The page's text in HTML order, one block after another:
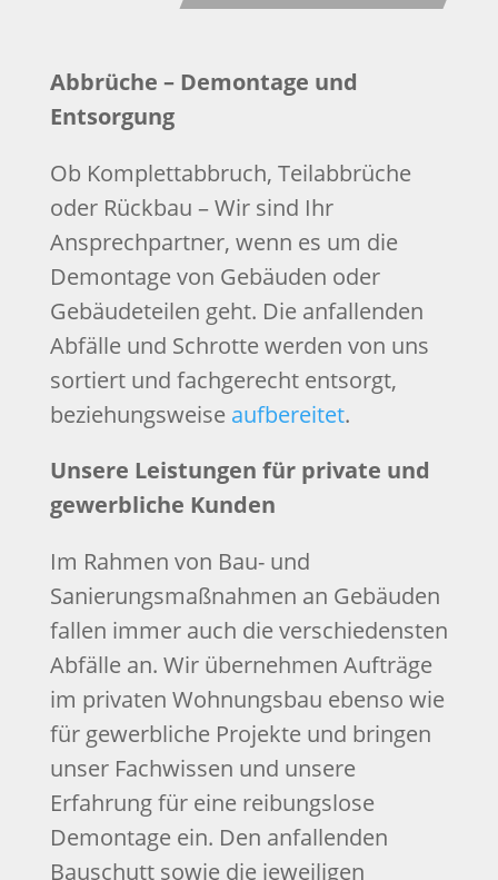
Abbrüche – Demontage und
Entsorgung
Ob Komplettabbruch, Teilabbrüche
oder Rückbau – Wir sind Ihr
Ansprechpartner, wenn es um die
Demontage von Gebäuden oder
Gebäudeteilen geht. Die anfallenden
Abfälle und Schrotte werden von uns
sortiert und fachgerecht entsorgt,
beziehungsweise aufbereitet.
Unsere Leistungen für private und
gewerbliche Kunden
Im Rahmen von Bau- und
Sanierungsmaßnahmen an Gebäuden
fallen immer auch die verschiedensten
Abfälle an. Wir übernehmen Aufträge
im privaten Wohnungsbau ebenso wie
für gewerbliche Projekte und bringen
unser Fachwissen und unsere
Erfahrung für eine reibungslose
Demontage ein. Den anfallenden
Bauschutt sowie die jeweiligen